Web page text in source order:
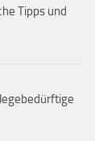
Tipps und